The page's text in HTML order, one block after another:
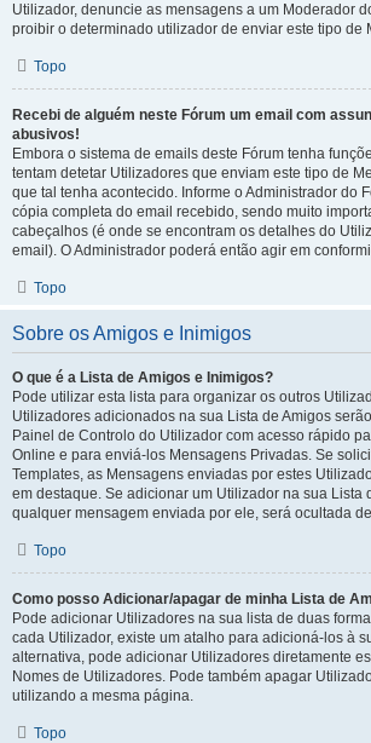
Utilizador, denuncie as mensagens a um Moderador
proibir o determinado utilizador de enviar este tipo de
Topo
Recebi de alguém neste Fórum um email com
abusivos!
Embora o sistema de emails deste Fórum tenha
tentam detetar Utilizadores que enviam este tipo de
que tal tenha acontecido. Informe o Administrador do
cópia completa do email recebido, sendo muito
cabeçalhos (é onde se encontram os detalhes do
email). O Administrador poderá então agir em
Topo
Sobre os Amigos e Inimigos
O que é a Lista de Amigos e Inimigos?
Pode utilizar esta lista para organizar os outros
Utilizadores adicionados na sua Lista de Amigos
Painel de Controlo do Utilizador com acesso rápido
Online e para enviá-los Mensagens Privadas. Se
Templates, as Mensagens enviadas por estes
em destaque. Se adicionar um Utilizador na sua Lista
qualquer mensagem enviada por ele, será ocultada
Topo
Como posso Adicionar/apagar de minha Lista de
Pode adicionar Utilizadores na sua lista de duas
cada Utilizador, existe um atalho para adicioná-los à
alternativa, pode adicionar Utilizadores diretamente
Nomes de Utilizadores. Pode também apagar
utilizando a mesma página.
Topo